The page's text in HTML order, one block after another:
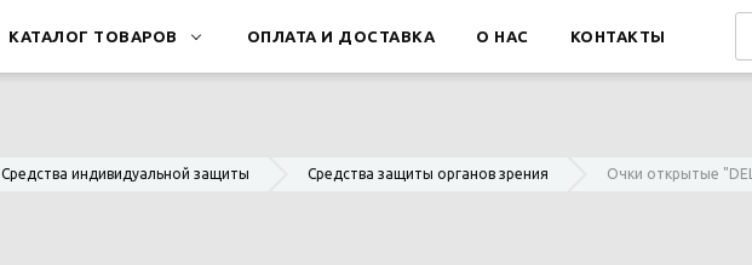
КАТАЛОГ ТОВАРОВ ОПЛАТА И ДОСТАВКА О НАС КОНТАКТЫ
Средства индивидуальной защиты Средства защиты органов зрения Очки открытые